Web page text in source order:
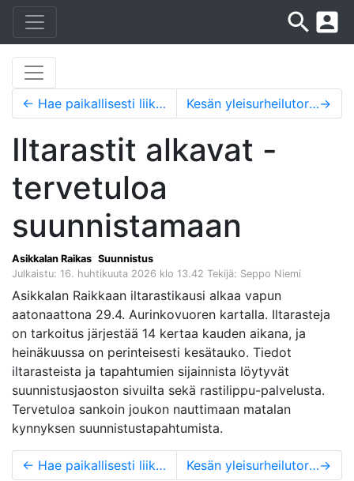
search account_box
← Hae paikallisesti liikuttavimpaan kesäduuniin. Palkkaamme 4, 15-17 -vuotiasta nuorta Kesäduuniin Op:n piikkiin Kesän yleisurheilutorstait→
Iltarastit alkavat -
tervetuloa
suunnistamaan
Asikkalan Raikas Suunnistus
Julkaistu: 16. huhtikuuta 2026 klo 13.42 Tekijä: Seppo Niemi
Asikkalan Raikkaan iltarastikausi alkaa vapun
aatonaattona 29.4. Aurinkovuoren kartalla. Iltarasteja
on tarkoitus järjestää 14 kertaa kauden aikana, ja
heinäkuussa on perinteisesti kesätauko. Tiedot
iltarasteista ja tapahtumien sijainnista löytyvät
suunnistusjaoston sivuilta sekä rastilippu-palvelusta.
Tervetuloa sankoin joukon nauttimaan matalan
kynnyksen suunnistustapahtumista.
← Hae paikallisesti liikuttavimpaan kesäduuniin. Palkkaamme 4, 15-17 -vuotiasta nuorta Kesäduuniin Op:n piikkiin Kesän yleisurheilutorstait→